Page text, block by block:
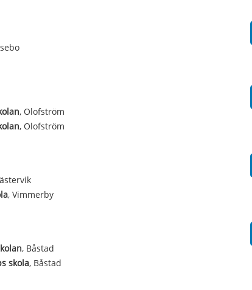
, Olofström
, Olofström
, Vimmerby
, Båstad
skola, Båstad